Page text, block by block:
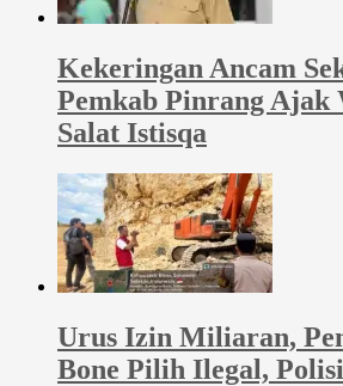
Kekeringan Ancam
Pemkab Pinrang Ajak
Salat Istisqa
Urus Izin Miliaran,
Bone Pilih Ilegal,